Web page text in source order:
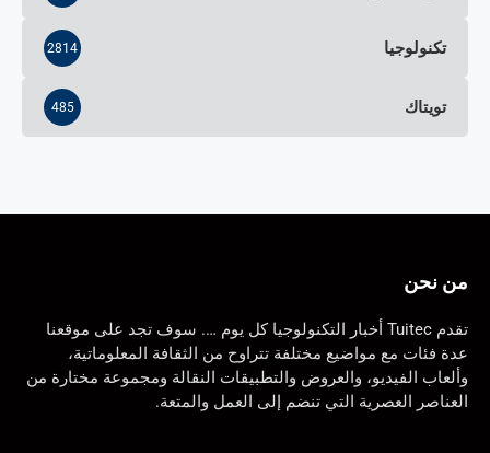
تكنولوجيا 2814
تويتاك 485
من نحن
تقدم Tuitec أخبار التكنولوجيا كل يوم …. سوف تجد على موقعنا
عدة فئات مع مواضيع مختلفة تتراوح من الثقافة المعلوماتية،
وألعاب الفيديو، والعروض والتطبيقات النقالة ومجموعة مختارة من
العناصر العصرية التي تنضم إلى العمل والمتعة.